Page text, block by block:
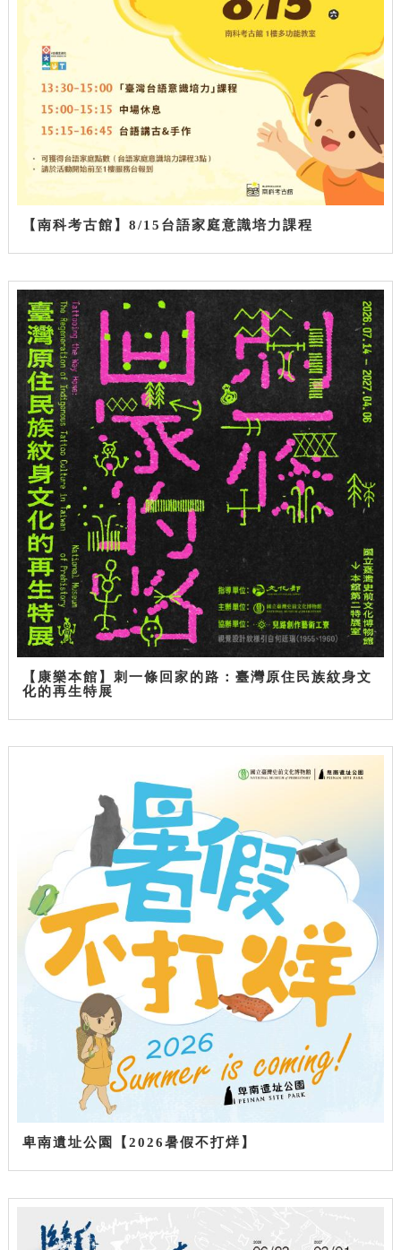
【南科考古館】8/15台語家庭意識培力課程
【康樂本館】刺一條回家的路：臺灣原住民族紋身文
化的再生特展
卑南遺址公園【2026暑假不打烊】